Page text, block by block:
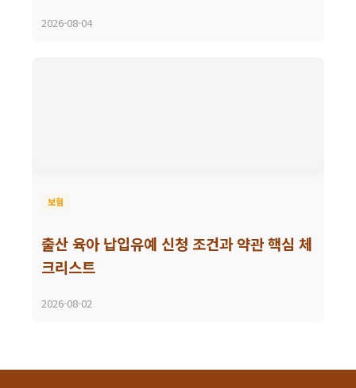
2026-08-04
보험
출산 육아 납입유예 신청 조건과 약관 핵심 체
크리스트
2026-08-02